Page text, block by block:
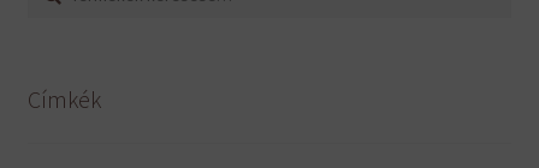
Címkék